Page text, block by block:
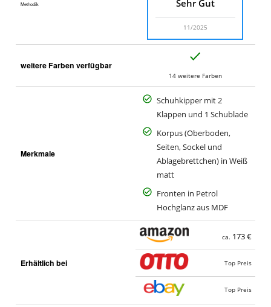
Methodik Sehr Gut
11/2025
weitere Farben verfügbar
14 weitere Farben
Merkmale
Schuhkipper mit 2
Klappen und 1 Schublade
Korpus (Oberboden,
Seiten, Sockel und
Ablagebrettchen) in Weiß
matt
Fronten in Petrol
Hochglanz aus MDF
Erhältlich bei
ca. 173 €
Top Preis
Top Preis